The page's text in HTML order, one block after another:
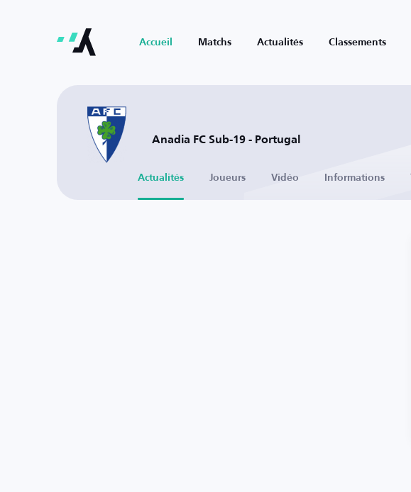
Accueil Matchs Actualités Classements
Anadia FC Sub-19 - Portugal
Actualités Joueurs Vidéo Informations